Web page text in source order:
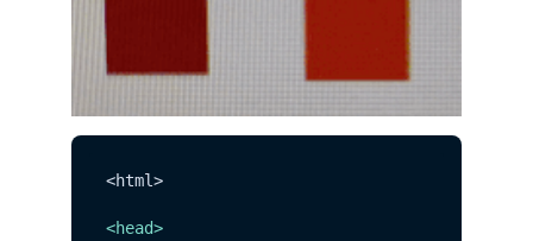
<html>
<head>